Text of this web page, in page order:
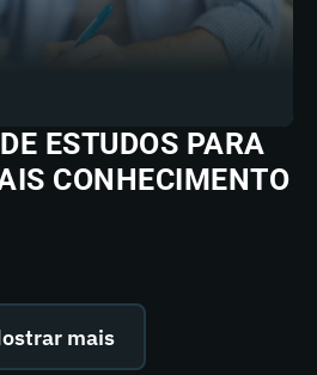
ESTUDOS PARA
CONHECIMENTO
mais